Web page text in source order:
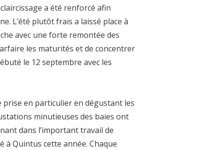
a été renforcé afin
L’été plutôt frais a laissé place à
avec une forte remontée des
les maturités et de concentrer
le 12 septembre avec les
prise en particulier en dégustant les
minutieuses des baies ont
dans l’important travail de
Quintus cette année. Chaque